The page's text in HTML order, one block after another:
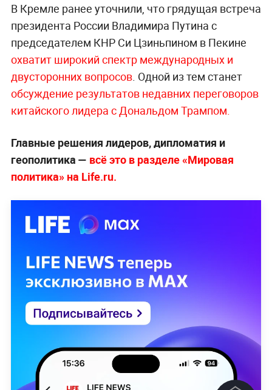
В Кремле ранее уточнили, что грядущая встреча
президента России Владимира Путина с
председателем КНР Си Цзиньпином в Пекине
охватит широкий спектр международных и
двусторонних вопросов. Одной из тем станет
обсуждение результатов недавних переговоров
китайского лидера с Дональдом Трампом.
Главные решения лидеров, дипломатия и
геополитика — всё это в разделе «Мировая
политика» на Life.ru.